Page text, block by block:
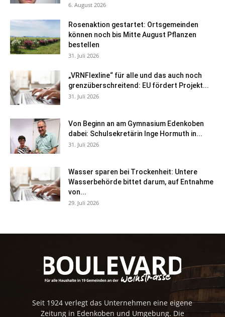
6. August 2026
Rosenaktion gestartet: Ortsgemeinden
können noch bis Mitte August Pflanzen
bestellen
31. Juli 2026
„VRNFlexline“ für alle und das auch noch
grenzüberschreitend: EU fördert Projekt...
31. Juli 2026
Von Beginn an am Gymnasium Edenkoben
dabei: Schulsekretärin Inge Hormuth in...
31. Juli 2026
Wasser sparen bei Trockenheit: Untere
Wasserbehörde bittet darum, auf Entnahme
von...
29. Juli 2026
Seit 1924 verlegt das Unternehmen eine eigene
Zeitung in Edenkoben und Umgebung. Die